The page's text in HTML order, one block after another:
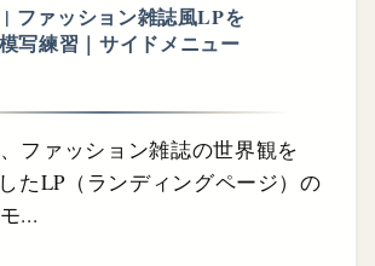
ファッション雑誌風LPを
写練習｜サイドメニュー
ファッション雑誌の世界観を
たLP（ランディングページ）の
...